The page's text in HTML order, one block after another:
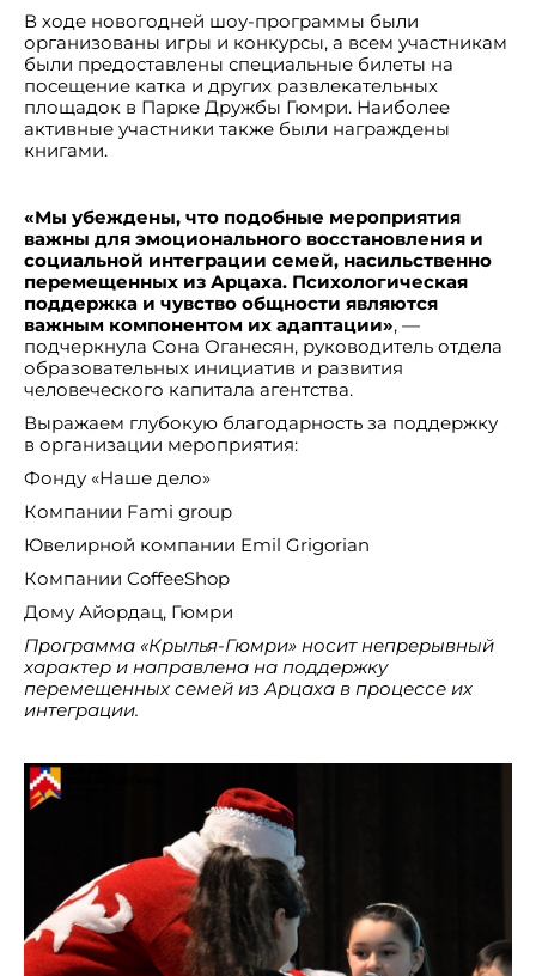
В ходе новогодней шоу-программы были
организованы игры и конкурсы, а всем участникам
были предоставлены специальные билеты на
посещение катка и других развлекательных
площадок в Парке Дружбы Гюмри. Наиболее
активные участники также были награждены
книгами.
«Мы убеждены, что подобные мероприятия
важны для эмоционального восстановления и
социальной интеграции семей, насильственно
перемещенных из Арцаха. Психологическая
поддержка и чувство общности являются
важным компонентом их адаптации», —
подчеркнула Сона Оганесян, руководитель отдела
образовательных инициатив и развития
человеческого капитала агентства.
Выражаем глубокую благодарность за поддержку
в организации мероприятия:
Фонду «Наше дело»
Компании Fami group
Ювелирной компании Emil Grigorian
Компании CoffeeShop
Дому Айордац, Гюмри
Программа «Крылья-Гюмри» носит непрерывный
характер и направлена на поддержку
перемещенных семей из Арцаха в процессе их
интеграции.